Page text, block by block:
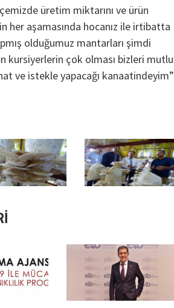
üretim miktarını ve ürün
her aşamasında hocanız ile irtibatta
olduğumuz mantarları şimdi
kursiyerlerin çok olması bizleri mutlu
ve istekle yapacağı kanaatindeyim”